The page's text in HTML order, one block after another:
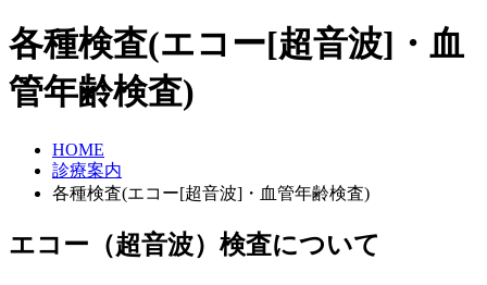
各種検査(エコー[超音波]・血
管年齢検査)
HOME
診療案内
各種検査(エコー[超音波]・血管年齢検査)
エコー（超音波）検査について